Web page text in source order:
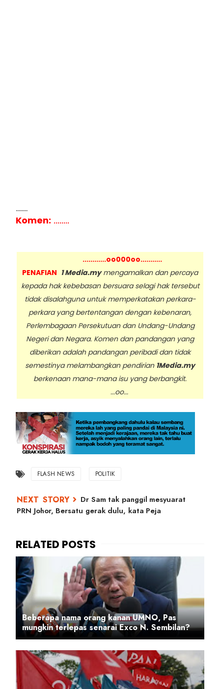
........
Komen: ........
............oo000oo...........
PENAFIAN 1 Media.mymengamalkan dan percaya
kepada hak kebebasan bersuara selagi hak tersebut
tidak disalahguna untuk memperkatakan perkara-
perkara yang bertentangan dengan kebenaran,
Perlembagaan Persekutuan dan Undang-Undang
Negeri dan Negara. Komen dan pandangan yang
diberikan adalah pandangan peribadi dan tidak
semestinya melambangkan pendirian 1Media.my
berkenaan mana-mana isu yang berbangkit.
...oo...
FLASH NEWS POLITIK
Dr Sam tak panggil mesyuarat
PRN Johor, Bersatu gerak dulu, kata Peja
Beberapa nama orang kanan UMNO, Pas
mungkin terlepas senarai Exco N. Sembilan?